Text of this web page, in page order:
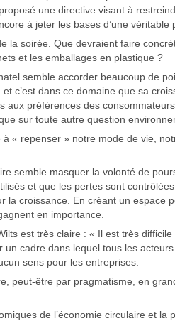
une directive visant à
à jeter les bases d’une
la soirée. Que devraient faire
et les emballages en plastique ?
semble accorder beaucoup de
c’est dans ce domaine que sa
aux préférences des
sur toute autre question
« repenser » notre mode de vie,
semble masquer la volonté de
et que les pertes sont
la croissance. En créant un
en importance.
est très claire : « Il est très
cadre dans lequel tous les
sens pour les entreprises.
peut-être par pragmatisme, en
de l’économie circulaire et